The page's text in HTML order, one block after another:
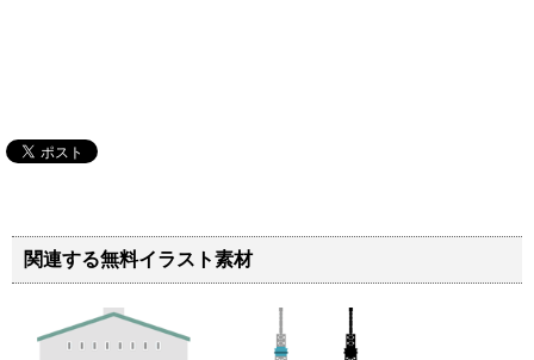
関連する無料イラスト素材